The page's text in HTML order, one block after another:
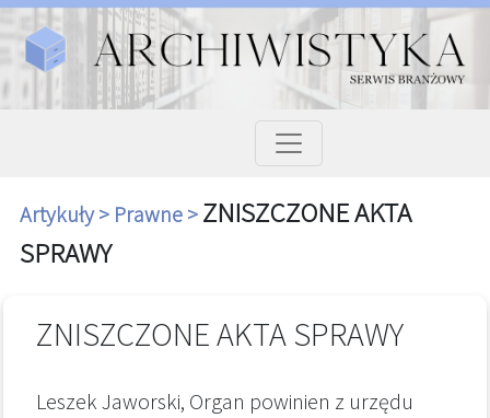
Artykuły > Prawne > ZNISZCZONE AKTA
SPRAWY
ZNISZCZONE AKTA SPRAWY
Leszek Jaworski, Organ powinien z urzędu